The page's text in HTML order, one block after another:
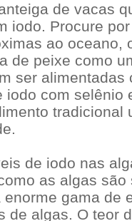
de vacas
iodo. Procure
ao oceano,
de peixe como
ser alimentadas
iodo com selênio
tradicional
de iodo nas
as algas são
enorme gama de
de algas. O teor